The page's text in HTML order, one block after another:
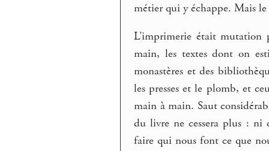
métier qui y échappe. Mais le
L’imprimerie était mutation
main, les textes dont on
monastères et des
les presses et le plomb, et
main à main. Saut
du livre ne cessera plus : ni
faire qui nous font ce que